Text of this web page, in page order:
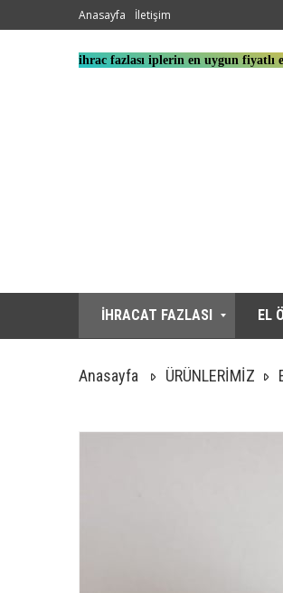
ihrac fazlası iplerin en uygun fiyatlı
Anasayfa İletişim
İHRACAT FAZLASI EL
Anasayfa ÜRÜNLERİMİZ